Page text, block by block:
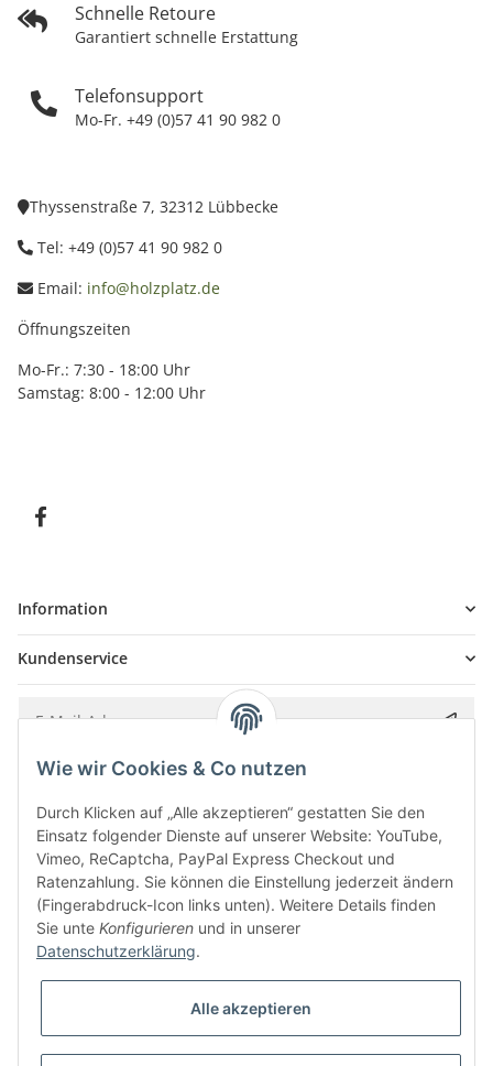
Schnelle Retoure
Garantiert schnelle Erstattung
Telefonsupport
Mo-Fr. +49 (0)57 41 90 982 0
Thyssenstraße 7, 32312 Lübbecke
Tel: +49 (0)57 41 90 982 0
Email: info@holzplatz.de
Öffnungszeiten
Mo-Fr.: 7:30 - 18:00 Uhr
Samstag: 8:00 - 12:00 Uhr
Information
Kundenservice
Bitte senden Sie mir entsprechend IhrerDatenschutzerklärung
* Alle Preise inkl. gesetzlicher USt., zzgl.
Wie wir Cookies & Co nutzen
Durch Klicken auf „Alle akzeptieren“ gestatten Sie den
Einsatz folgender Dienste auf unserer Website: YouTube,
Vimeo, ReCaptcha, PayPal Express Checkout und
Ratenzahlung. Sie können die Einstellung jederzeit ändern
(Fingerabdruck-Icon links unten). Weitere Details finden
Sie unte Konfigurieren und in unserer
Datenschutzerklärung.
Alle akzeptieren